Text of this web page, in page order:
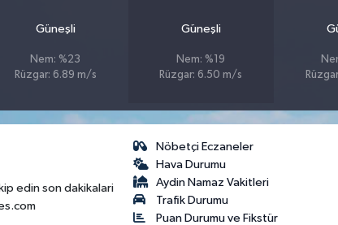
Güneşli
Nem: %23
Rüzgar: 6.89 m/s
Güneşli
Nem: %19
Rüzgar: 6.50 m/s
edin son dakikalari
Nöbetçi Eczaneler
Hava Durumu
Aydin Namaz Vakitleri
Trafik Durumu
Puan Durumu ve Fikstür